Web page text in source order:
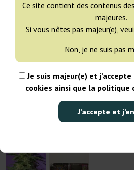
Ce site contient des contenus
majeures.
Si vous n’êtes pas majeur(e),
Non, je ne suis pas
Je suis majeur(e) et
cookies ainsi que la politique
J’accepte et